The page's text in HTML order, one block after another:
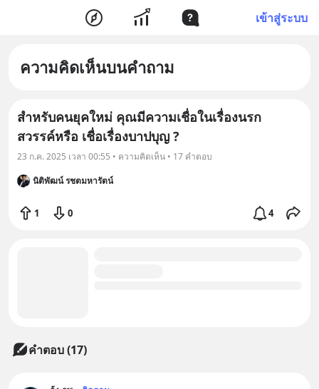
เข้าสู่ระบบ
ความคิดเห็นบนคำถาม
สำหรับคนยุคใหม่ คุณมีความเชื่อในเรื่องนรก
สวรรค์หรือ เชื่อเรื่องบาปบุญ ?
23 ก.ค. 2025 เวลา 00:55 • ความคิดเห็น • 17 คำตอบ
นิติพัฒน์ รชตมหารัตน์
1 0 4
คำตอบ (17)